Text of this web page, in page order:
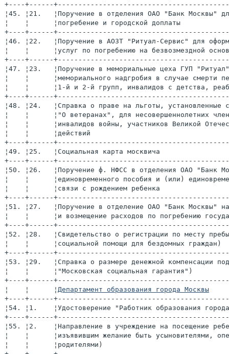
+----+------
¦45. ¦21.   ¦Поручение в отделения ОАО "Банк
¦    ¦      ¦погребение и городской
+----+------
¦46. ¦22.   ¦Поручение в АОЗТ "Ритуал-Сервис" для
¦    ¦      ¦услуг по погребению на
+----+------
¦47. ¦23.   ¦Поручение в мемориальные цеха ГУП
¦    ¦      ¦мемориального надгробия в случае
¦    ¦      ¦1-й и 2-й групп, инвалидов с детства,
+----+------
¦48. ¦24.   ¦Справка о праве на льготы,
¦    ¦      ¦"О ветеранах", для несовершеннолетних
¦    ¦      ¦инвалидов войны, участников Великой
¦    ¦      ¦действий
+----+------
¦49. ¦25.   ¦Социальная карта москвича
+----+------
¦50. ¦26.   ¦Поручение ф. НФСС в отделения ОАО
¦    ¦      ¦единовременного пособия и (или)
¦    ¦      ¦связи с рождением ребенка
+----+------
¦51. ¦27.   ¦Поручение в отделение ОАО "Банк
¦    ¦      ¦и возмещение расходов по погребению
+----+------
¦52. ¦28.   ¦Свидетельство о регистрации по месту
¦    ¦      ¦социальной помощи для
+----+------
¦53. ¦29.   ¦Справка о размере денежной
¦    ¦      ¦"Московская социальная
+----+------
¦    ¦      ¦ Департамент образования города Москвы
+----+------
¦54. ¦1.    ¦Удостоверение "Работник
+----+------
¦55. ¦2.    ¦Направление в учреждение на посещение
¦    ¦      ¦изъявившим желание быть
¦    ¦      ¦родителями)